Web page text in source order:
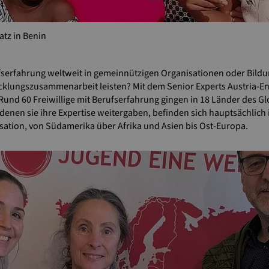
in Benin
weltweit in gemeinnützigen Organisationen oder
leisten? Mit dem Senior Experts Austria-
60 Freiwillige mit Berufserfahrung gingen in 18 Länder des
sie ihre Expertise weitergaben, befinden sich
von Südamerika über Afrika und Asien bis Ost-Europa.